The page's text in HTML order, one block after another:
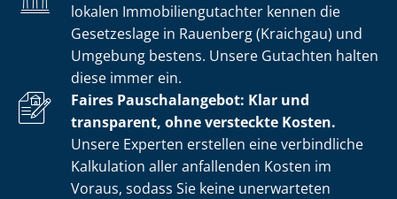
lokalen Im­mo­bi­li­en­gut­ach­ter kennen die
Gesetzeslage in Rauenberg (Kraichgau) und
Umgebung bestens. Unsere Gutachten halten
diese immer ein.
Faires Pauschalangebot: Klar und
transparent, ohne versteckte Kosten.
Unsere Experten erstellen eine verbindliche
Kalkulation aller anfallenden Kosten im
Voraus, sodass Sie keine unerwarteten